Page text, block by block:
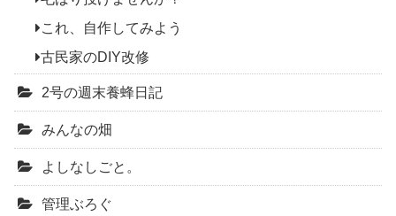
これ、自作してみよう
古民家のDIY改修
2号の週末養蜂日記
みんなの畑
よしなしごと。
管理ぶろぐ